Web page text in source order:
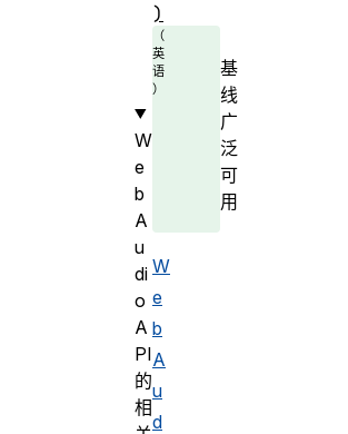
基
线
广
泛
可
用
W
e
b
A
u
d
)
W
e
b
A
u
di
o
A
PI
的
相